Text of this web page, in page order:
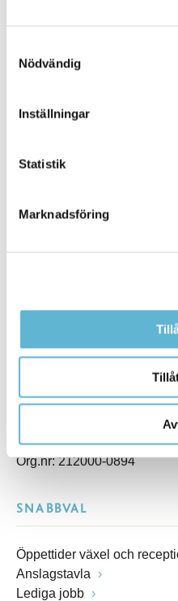
Nödvändig
Inställningar
Statistik
Marknadsföring
Webbadress
Fax: 0456-82 22 00
Org.nr: 212000-0894
SNABBVAL
Öppettider växel och
Anslagstavla
Lediga jobb